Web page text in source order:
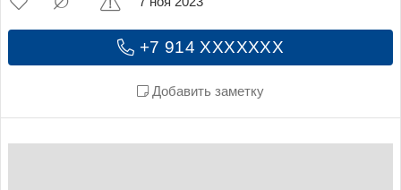
+7 914 XXXXXXX
Добавить заметку